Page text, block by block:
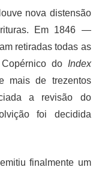
nova distensão
Em 1846 —
retiradas todas as
do Index
mais de trezentos
a revisão do
foi decidida
finalmente um